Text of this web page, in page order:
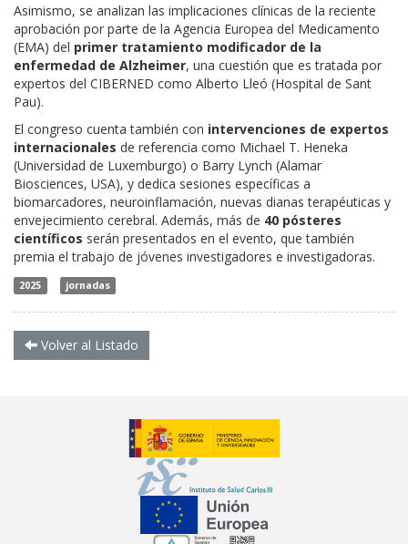
Asimismo, se analizan las implicaciones clínicas de la reciente
aprobación por parte de la Agencia Europea del Medicamento
(EMA) del primer tratamiento modificador de la
enfermedad de Alzheimer, una cuestión que es tratada por
expertos del CIBERNED como Alberto Lleó (Hospital de Sant
Pau).
El congreso cuenta también con intervenciones de expertos
internacionales de referencia como Michael T. Heneka
(Universidad de Luxemburgo) o Barry Lynch (Alamar
Biosciences, USA), y dedica sesiones específicas a
biomarcadores, neuroinflamación, nuevas dianas terapéuticas y
envejecimiento cerebral. Además, más de 40 pósteres
científicos serán presentados en el evento, que también
premia el trabajo de jóvenes investigadores e investigadoras.
2025 jornadas
Volver al Listado